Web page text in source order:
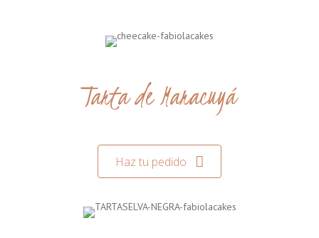
Tarta de Maracuyá
Haz tu pedido